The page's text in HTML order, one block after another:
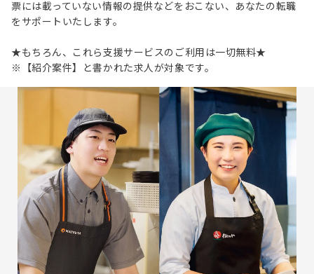
票には載っていない情報の提供などをおこない、あなたの転職
をサポートいたします。
★もちろん、これら支援サービスのご利用は一切無料★
※【紹介案件】と書かれた求人が対象です。